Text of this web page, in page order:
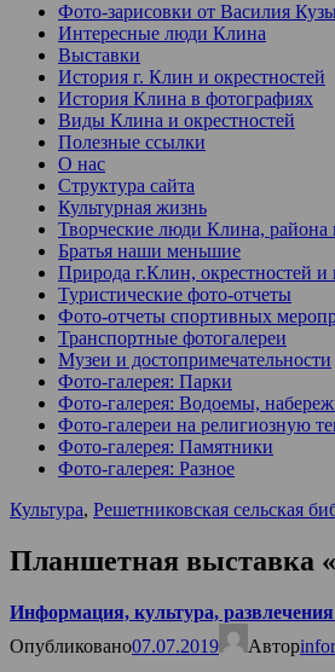
Фото-зарисовки от Василия
Интересные люди Клина
Выставки
История г. Клин и окрестностей
История Клина в фотографиях
Виды Клина и окрестностей
Полезные ссылки
О нас
Структура сайта
Культурная жизнь
Творческие люди Клина, района
Братья наши меньшие
Природа г.Клин, окрестностей и
Туристические фото-отчеты
Фото-отчеты спортивных
Транспортные фотогалереи
Музеи и достопримечательности
Фото-галерея: Парки
Фото-галерея: Водоемы,
Фото-галереи на религиозную
Фото-галерея: Памятники
Фото-галерея: Разное
Культура, Решетниковская сельская
Планшетная выставка
Информация, культура,
Опубликовано07.07.2019 Автор